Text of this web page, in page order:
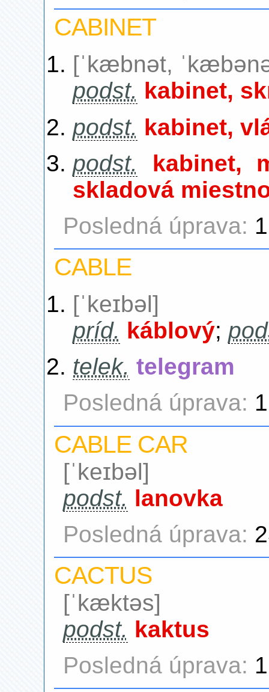
CABINET
[ˈkæbnət,
podst. kabinet,
podst. kabinet,
podst.
kabinet,
skladová
Posledná úprava:
CABLE
[ˈkeɪbəl]
príd. káblový;
telek. telegram
Posledná úprava:
CABLE CAR
[ˈkeɪbəl]
podst. lanovka
Posledná úprava:
CACTUS
[ˈkæktəs]
podst. kaktus
Posledná úprava: